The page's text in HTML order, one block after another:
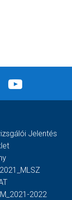
Jelentés
2022